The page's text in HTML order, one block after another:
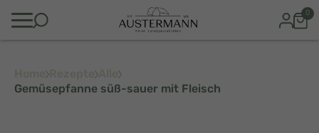
0
Gemüsepfanne süß-sauer mit Fleisch